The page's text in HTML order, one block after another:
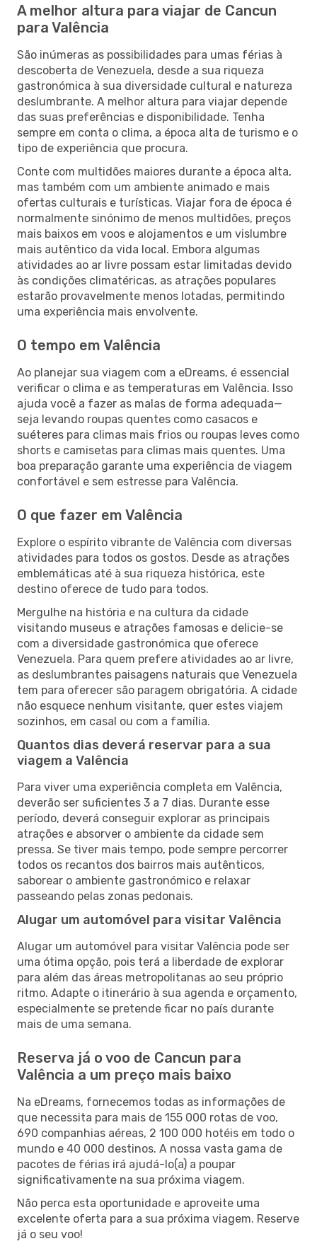
A melhor altura para viajar de Cancun
para Valência
São inúmeras as possibilidades para umas férias à
descoberta de Venezuela, desde a sua riqueza
gastronómica à sua diversidade cultural e natureza
deslumbrante. A melhor altura para viajar depende
das suas preferências e disponibilidade. Tenha
sempre em conta o clima, a época alta de turismo e o
tipo de experiência que procura.
Conte com multidões maiores durante a época alta,
mas também com um ambiente animado e mais
ofertas culturais e turísticas. Viajar fora de época é
normalmente sinónimo de menos multidões, preços
mais baixos em voos e alojamentos e um vislumbre
mais autêntico da vida local. Embora algumas
atividades ao ar livre possam estar limitadas devido
às condições climatéricas, as atrações populares
estarão provavelmente menos lotadas, permitindo
uma experiência mais envolvente.
O tempo em Valência
Ao planejar sua viagem com a eDreams, é essencial
verificar o clima e as temperaturas em Valência. Isso
ajuda você a fazer as malas de forma adequada—
seja levando roupas quentes como casacos e
suéteres para climas mais frios ou roupas leves como
shorts e camisetas para climas mais quentes. Uma
boa preparação garante uma experiência de viagem
confortável e sem estresse para Valência.
O que fazer em Valência
Explore o espírito vibrante de Valência com diversas
atividades para todos os gostos. Desde as atrações
emblemáticas até à sua riqueza histórica, este
destino oferece de tudo para todos.
Mergulhe na história e na cultura da cidade
visitando museus e atrações famosas e delicie-se
com a diversidade gastronómica que oferece
Venezuela. Para quem prefere atividades ao ar livre,
as deslumbrantes paisagens naturais que Venezuela
tem para oferecer são paragem obrigatória. A cidade
não esquece nenhum visitante, quer estes viajem
sozinhos, em casal ou com a família.
Quantos dias deverá reservar para a sua
viagem a Valência
Para viver uma experiência completa em Valência,
deverão ser suficientes 3 a 7 dias. Durante esse
período, deverá conseguir explorar as principais
atrações e absorver o ambiente da cidade sem
pressa. Se tiver mais tempo, pode sempre percorrer
todos os recantos dos bairros mais autênticos,
saborear o ambiente gastronómico e relaxar
passeando pelas zonas pedonais.
Alugar um automóvel para visitar Valência
Alugar um automóvel para visitar Valência pode ser
uma ótima opção, pois terá a liberdade de explorar
para além das áreas metropolitanas ao seu próprio
ritmo. Adapte o itinerário à sua agenda e orçamento,
especialmente se pretende ficar no país durante
mais de uma semana.
Reserva já o voo de Cancun para
Valência a um preço mais baixo
Na eDreams, fornecemos todas as informações de
que necessita para mais de 155 000 rotas de voo,
690 companhias aéreas, 2 100 000 hotéis em todo o
mundo e 40 000 destinos. A nossa vasta gama de
pacotes de férias irá ajudá-lo(a) a poupar
significativamente na sua próxima viagem.
Não perca esta oportunidade e aproveite uma
excelente oferta para a sua próxima viagem. Reserve
já o seu voo!